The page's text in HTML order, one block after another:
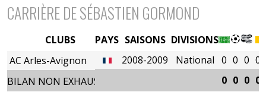
CARRIÈRE DE SÉBASTIEN GORMOND
PAYS SAISONS DIVISIONS
2008-2009
National 0 0 0 0
0 0 0 0
CLUBS
AC Arles-Avignon
BILAN NON EXHAUSTIF